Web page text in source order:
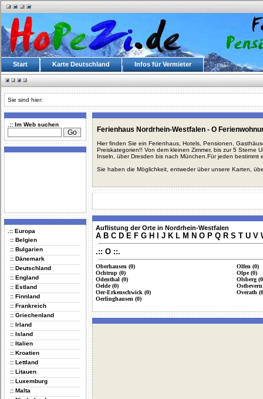
Start Karte Deutschland Infos für Vermieter
Sie sind hier:
.:: Im Web suchen
.:: Europa
:: Belgien
:: Bulgarien
:: Dänemark
:: Deutschland
:: England
:: Estland
:: Finnland
:: Frankreich
:: Griechenland
:: Irland
:: Island
:: Italien
:: Kroatien
:: Lettland
:: Litauen
:: Luxemburg
:: Malta
Ferienhaus Nordrhein-Westfalen - O
Hier finden Sie ein Ferienhaus, Hotels, Pensionen,
Preiskategorien!! Von dem kleinen Zimmer, bis zur 5 Sterne
Inseln, über Dresden bis nach München.Für jeden bestimmt
Sie haben die Möglichkeit, entweder über unsere Karten,
Auflistung der Orte in Nordrhein-Westfalen
A B C D E F G H J K L M N O P Q R S T U V
.:: O ::.
Oberhausen (0)
Ochtrup (0)
Odenthal (0)
Oelde (0)
Oer-Erkenschwick (0)
Oerlinghausen (0)
Olfen (0)
Olpe (0)
Olsberg
Overath